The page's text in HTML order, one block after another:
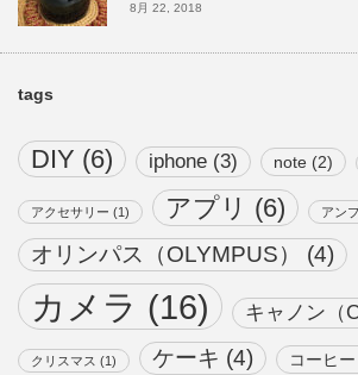
8月 22, 2018
tags
DIY (6) iphone (3) note (2)
アクセサリー (1) アプリ (6) アン
オリンパス（OLYMPUS） (4)
カメラ (16) キャノン（
クリスマス (1) ケーキ (4) コーヒー